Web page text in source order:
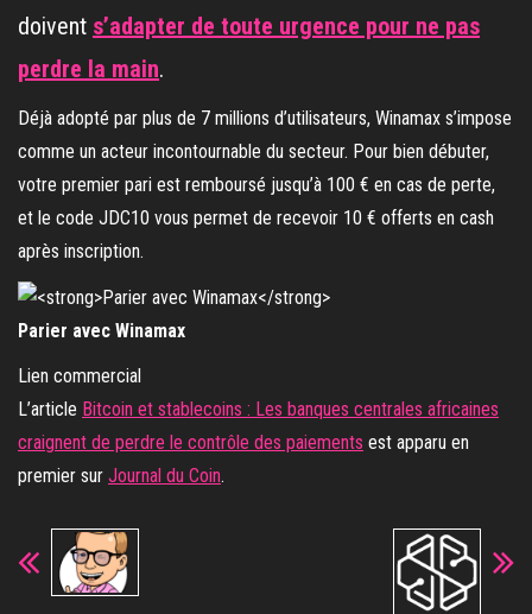
doivent s’adapter de toute urgence pour ne pas
perdre la main.
Déjà adopté par plus de 7 millions d’utilisateurs, Winamax s’impose
comme un acteur incontournable du secteur. Pour bien débuter,
votre premier pari est remboursé jusqu’à 100 € en cas de perte,
et le code JDC10 vous permet de recevoir 10 € offerts en cash
après inscription.
Parier avec Winamax
Lien commercial
L’article Bitcoin et stablecoins : Les banques centrales africaines
craignent de perdre le contrôle des paiements est apparu en
premier sur Journal du Coin.